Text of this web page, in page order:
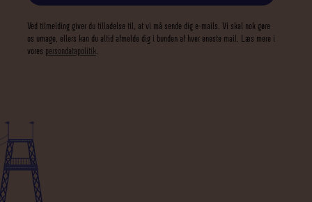
Ved tilmelding giver du tilladelse til, at vi må sende dig e-mails. Vi skal nok gøre
os umage, ellers kan du altid afmelde dig i bunden af hver eneste mail. Læs mere i
vores persondatapolitik.